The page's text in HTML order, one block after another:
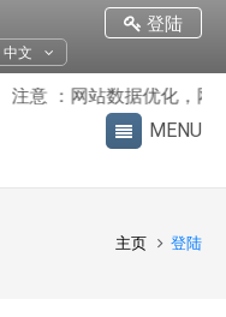
登陆
中文
注意 ：网站数据优化，网
主页 登陆